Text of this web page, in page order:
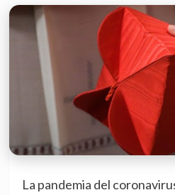
La pandemia del